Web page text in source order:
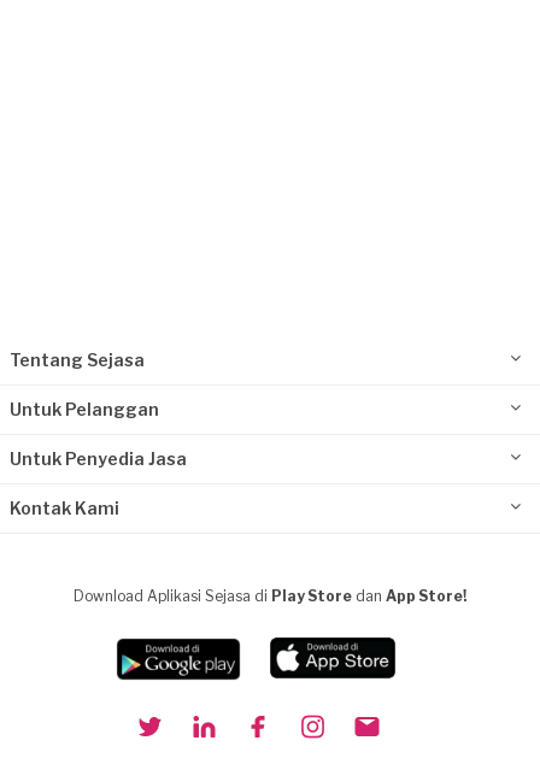
Tentang Sejasa
Untuk Pelanggan
Untuk Penyedia Jasa
Kontak Kami
Download Aplikasi Sejasa di Play Store dan App Store!